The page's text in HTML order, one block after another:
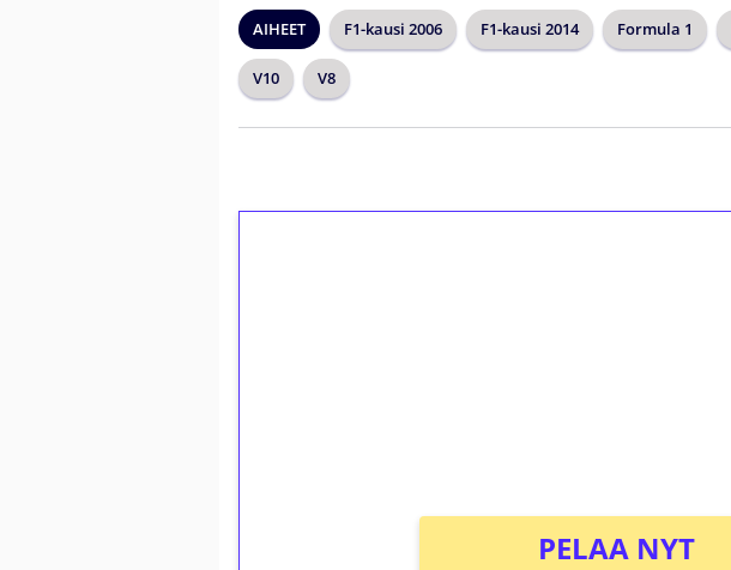
AIHEET F1-kausi 2006 F1-kausi 2014 Formula 1
V10 V8
PELAA NYT